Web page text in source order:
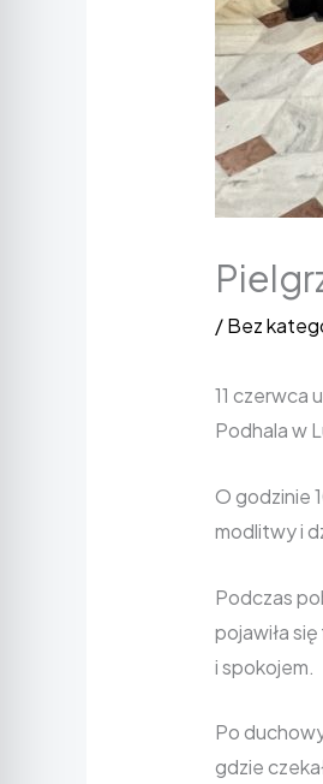
/Bez
11 czerwca
Podhala w
O godzinie
modlitwy i
Podczas
pojawiła
i spokojem.
Po
gdzie